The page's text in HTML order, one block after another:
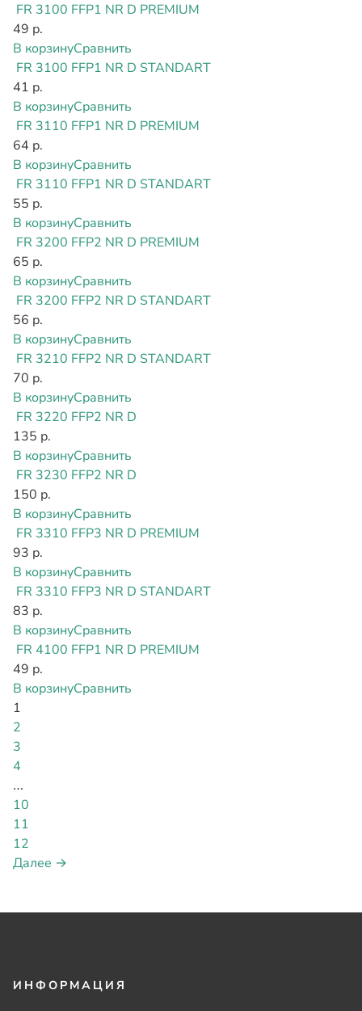
FR 3100 FFP1 NR D PREMIUM
49 р.
В корзинуСравнить
FR 3100 FFP1 NR D STANDART
41 р.
В корзинуСравнить
FR 3110 FFP1 NR D PREMIUM
64 р.
В корзинуСравнить
FR 3110 FFP1 NR D STANDART
55 р.
В корзинуСравнить
FR 3200 FFP2 NR D PREMIUM
65 р.
В корзинуСравнить
FR 3200 FFP2 NR D STANDART
56 р.
В корзинуСравнить
FR 3210 FFP2 NR D STANDART
70 р.
В корзинуСравнить
FR 3220 FFP2 NR D
135 р.
В корзинуСравнить
FR 3230 FFP2 NR D
150 р.
В корзинуСравнить
FR 3310 FFP3 NR D PREMIUM
93 р.
В корзинуСравнить
FR 3310 FFP3 NR D STANDART
83 р.
В корзинуСравнить
FR 4100 FFP1 NR D PREMIUM
49 р.
В корзинуСравнить
1
2
3
4
…
10
11
12
Далее →
ИНФОРМАЦИЯ